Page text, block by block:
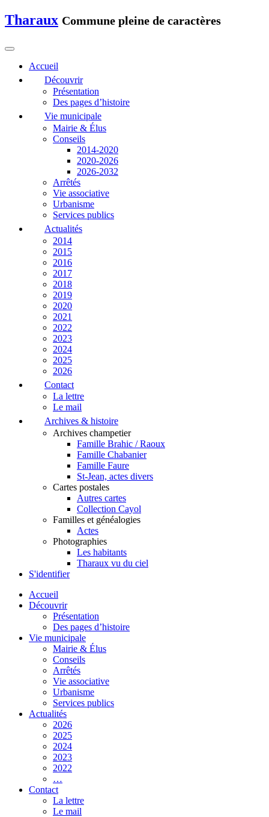
Tharaux Commune pleine de caractères
Accueil
Découvrir
Présentation
Des pages d’histoire
Vie municipale
Mairie & Élus
Conseils
2014-2020
2020-2026
2026-2032
Arrêtés
Vie associative
Urbanisme
Services publics
Actualités
2014
2015
2016
2017
2018
2019
2020
2021
2022
2023
2024
2025
2026
Contact
La lettre
Le mail
Archives & histoire
Archives champetier
Famille Brahic / Raoux
Famille Chabanier
Famille Faure
St-Jean, actes divers
Cartes postales
Autres cartes
Collection Cayol
Familles et généalogies
Actes
Photographies
Les habitants
Tharaux vu du ciel
S'identifier
Accueil
Découvrir
Présentation
Des pages d’histoire
Vie municipale
Mairie & Élus
Conseils
Arrêtés
Vie associative
Urbanisme
Services publics
Actualités
2026
2025
2024
2023
2022
…
Contact
La lettre
Le mail